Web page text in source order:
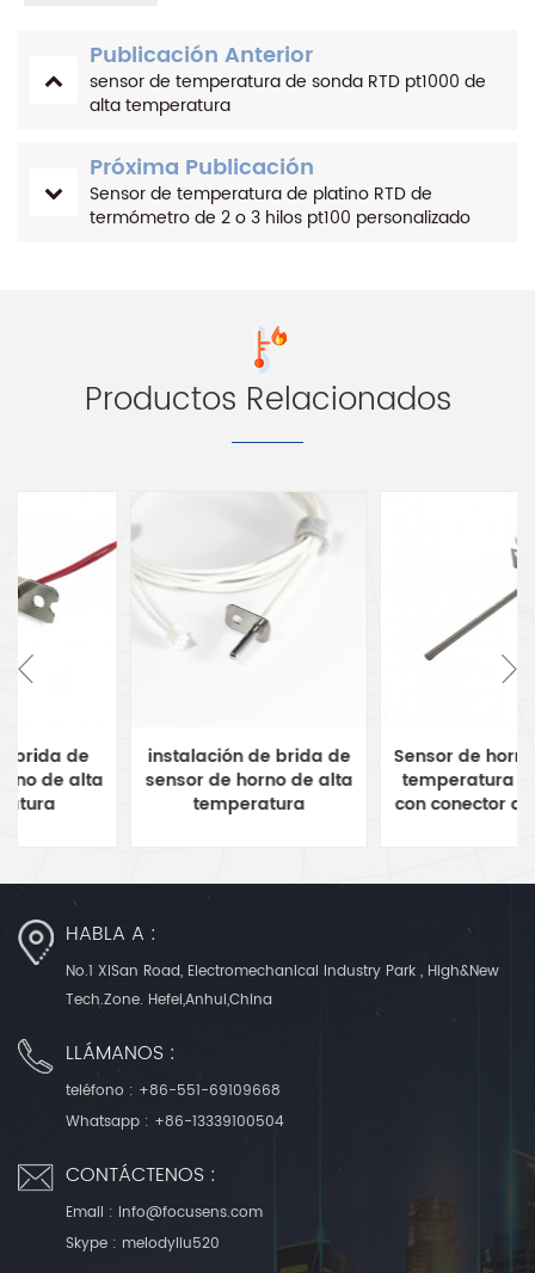
Publicación Anterior
sensor de temperatura de sonda RTD pt1000 de
alta temperatura
Próxima Publicación
Sensor de temperatura de platino RTD de
termómetro de 2 o 3 hilos pt100 personalizado
Productos Relacionados
instalación de brida de
sensor de horno de alta
temperatura
Sensor de horno de alta
temperatura de 500'C
con conector a tierra de
HABLA A :
No.1 XiSan Road, Electromechanical Industry Park , High&New
Tech.Zone. Hefei,Anhui,China
LLÁMANOS :
teléfono : +86-551-69109668
Whatsapp : +86-13339100504
CONTÁCTENOS :
Email : info@focusens.com
Skype : melodyliu520